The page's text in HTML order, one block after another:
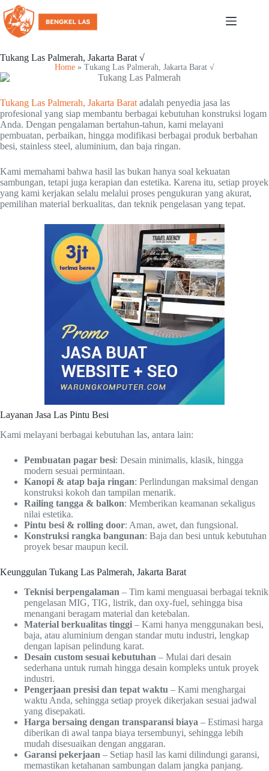
Tukang Las Palmerah, Jakarta Barat √
Home » Tukang Las Palmerah, Jakarta Barat √
Tukang Las Palmerah, Jakarta Barat adalah penyedia jasa las
profesional yang siap membantu berbagai kebutuhan konstruksi logam
Anda. Dengan pengalaman bertahun-tahun, kami melayani
pembuatan, perbaikan, hingga modifikasi berbagai produk berbahan
besi, stainless steel, aluminium, dan baja ringan.
Kami memahami bahwa hasil las bukan hanya soal kekuatan
sambungan, tetapi juga kerapian dan estetika. Karena itu, setiap proyek
yang kami kerjakan selalu melalui proses pengukuran yang akurat,
pemilihan material berkualitas, dan teknik pengelasan yang tepat.
Layanan Jasa Las Pintu Besi
Kami melayani berbagai kebutuhan las, antara lain:
Pembuatan pagar besi: Desain minimalis, klasik, hingga
modern sesuai permintaan.
Kanopi & atap baja ringan: Perlindungan maksimal dengan
konstruksi kokoh dan tampilan menarik.
Railing tangga & balkon: Memberikan keamanan sekaligus
nilai estetika.
Pintu besi & rolling door: Aman, awet, dan fungsional.
Konstruksi rangka bangunan: Baja dan besi untuk kebutuhan
proyek besar maupun kecil.
Keunggulan Tukang Las Palmerah, Jakarta Barat
Teknisi berpengalaman – Tim kami menguasai berbagai teknik
pengelasan MIG, TIG, listrik, dan oxy-fuel, sehingga bisa
menangani beragam material dan ketebalan.
Material berkualitas tinggi – Kami hanya menggunakan besi,
baja, atau aluminium dengan standar mutu industri, lengkap
dengan lapisan pelindung karat.
Desain custom sesuai kebutuhan – Mulai dari desain
sederhana untuk rumah hingga desain kompleks untuk proyek
industri.
Pengerjaan presisi dan tepat waktu – Kami menghargai
waktu Anda, sehingga setiap proyek dikerjakan sesuai jadwal
yang disepakati.
Harga bersaing dengan transparansi biaya – Estimasi harga
diberikan di awal tanpa biaya tersembunyi, sehingga lebih
mudah disesuaikan dengan anggaran.
Garansi pekerjaan – Setiap hasil las kami dilindungi garansi,
memastikan ketahanan sambungan dalam jangka panjang.